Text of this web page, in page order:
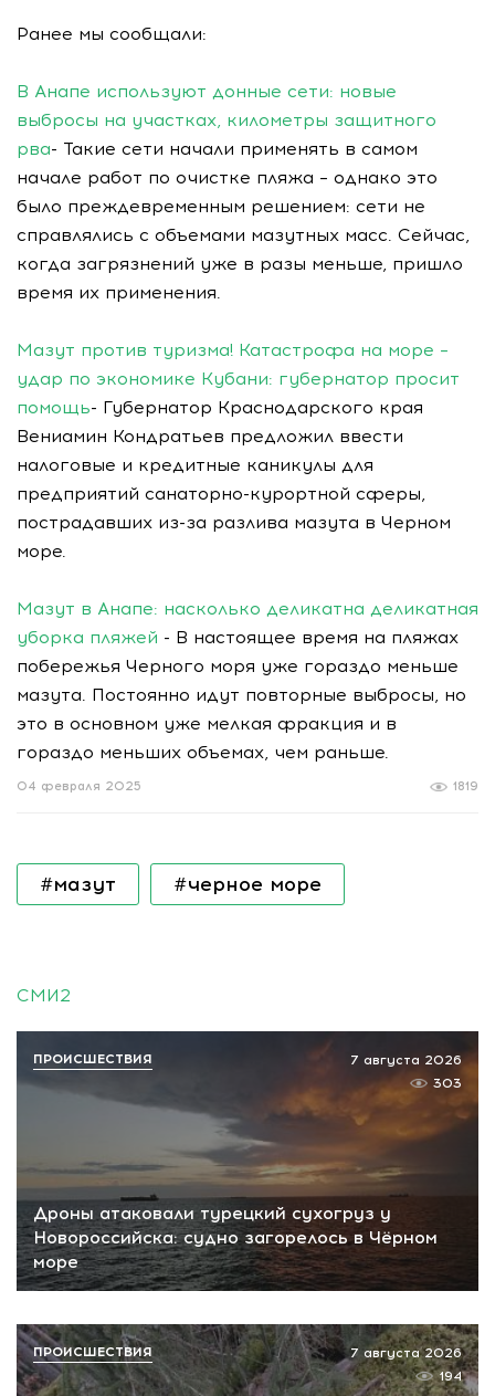
Ранее мы сообщали:
В Анапе используют донные сети: новые
выбросы на участках, километры защитного
рва- Такие сети начали применять в самом
начале работ по очистке пляжа – однако это
было преждевременным решением: сети не
справлялись с объемами мазутных масс. Сейчас,
когда загрязнений уже в разы меньше, пришло
время их применения.
Мазут против туризма! Катастрофа на море –
удар по экономике Кубани: губернатор просит
помощь- Губернатор Краснодарского края
Вениамин Кондратьев предложил ввести
налоговые и кредитные каникулы для
предприятий санаторно-курортной сферы,
пострадавших из-за разлива мазута в Черном
море.
Мазут в Анапе: насколько деликатна деликатная
уборка пляжей - В настоящее время на пляжах
побережья Черного моря уже гораздо меньше
мазута. Постоянно идут повторные выбросы, но
это в основном уже мелкая фракция и в
гораздо меньших объемах, чем раньше.
1819
04 февраля 2025
#мазут #черное море
СМИ2
Дроны атаковали турецкий сухогруз у
Новороссийска: судно загорелось в Чёрном
море
7 августа 2026
303
ПРОИСШЕСТВИЯ
7 августа 2026
194
ПРОИСШЕСТВИЯ